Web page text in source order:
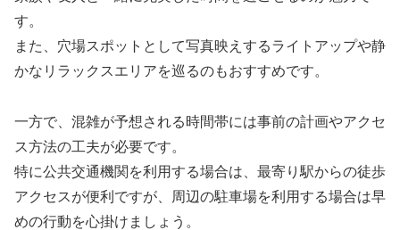
す。
また、穴場スポットとして写真映えするライトアップや静
かなリラックスエリアを巡るのもおすすめです。
一方で、混雑が予想される時間帯には事前の計画やアクセ
ス方法の工夫が必要です。
特に公共交通機関を利用する場合は、最寄り駅からの徒歩
アクセスが便利ですが、周辺の駐車場を利用する場合は早
めの行動を心掛けましょう。